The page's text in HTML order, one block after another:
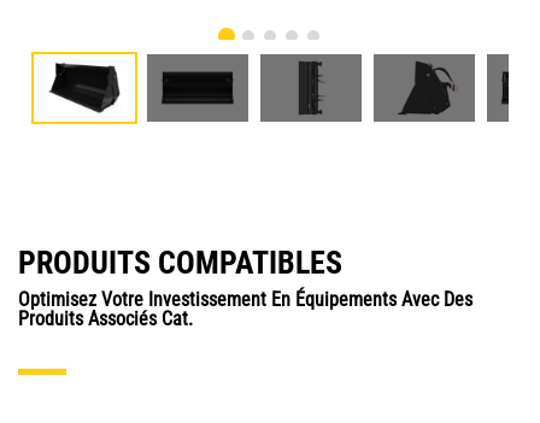
PRODUITS COMPATIBLES
Optimisez Votre Investissement En Équipements Avec Des
Produits Associés Cat.